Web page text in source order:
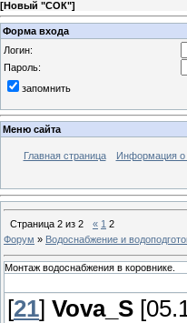
[Новый "СОК"]
Форма входа
Логин:
Пароль:
запомнить
Меню сайта
Главная страница Информация о
Страница 2 из 2 « 1 2
Форум » Водоснабжение и
Монтаж водоснабжения в коровнике.
[21] Vova_S